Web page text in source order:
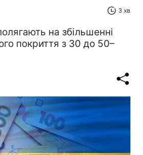
3 хв
на збільшенні
покриття з 30 до 50–